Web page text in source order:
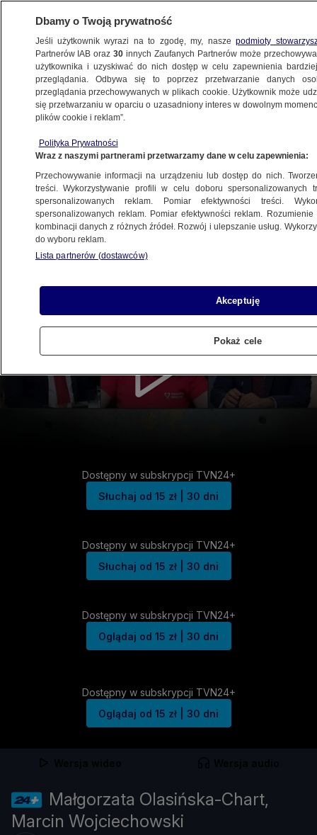
Dostępny w subskrypcji TVN24+
Słuchaj od 15 zł | 30 dni
Dostępny w subskrypcji TVN24+
Słuchaj od 15 zł | 30 dni
Dostępny w subskrypcji TVN24+
Oglądaj od 15 zł | 30 dni
Dostępny w subskrypcji TVN24+
Oglądaj od 15 zł | 30 dni
Małgorzata Olasińska-Chart,
Marcin Wojciechowski
Dbamy o Twoją prywatność
Jeśli użytkownik wyrazi na to zgodę, my, naszepodmioty
Partnerów IAB oraz30 innych Zaufanych Partnerów może
użytkownika i uzyskiwać do nich dostęp w celu zapewnienia
przeglądania. Odbywa się to poprzez przetwarzanie danych
przeglądania przechowywanych w plikach cookie. Użytkownik może
się przetwarzaniu w oparciu o uzasadniony interes w dowolnym
plików cookie i reklam”.
Polityka Prywatności
Wraz z naszymi partnerami przetwarzamy dane w celu zapewnienia:
Przechowywanie informacji na urządzeniu lub dostęp do nich.
treści. Wykorzystywanie profili w celu doboru spersonalizowanych
spersonalizowanych reklam. Pomiar efektywności treści.
spersonalizowanych reklam. Pomiar efektywności reklam.
kombinacji danych z różnych źródeł. Rozwój i ulepszanie usług.
do wyboru reklam.
Lista partnerów (dostawców)
Akceptuję
Pokaż cele